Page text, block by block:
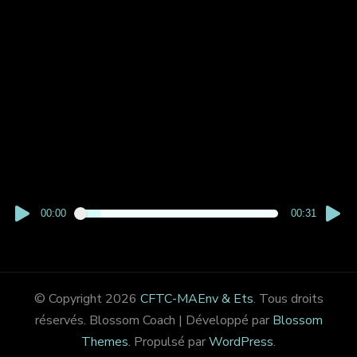
00:00 00:31
© Copyright 2026 CFTC-MAEnv & Ets. Tous droits
réservés. Blossom Coach | Développé par Blossom
Themes. Propulsé parWordPress.